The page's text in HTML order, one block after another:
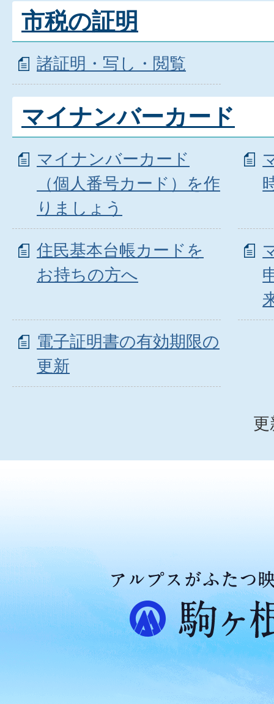
市税の証明
諸証明・写し・閲覧
マイナンバーカード
マイナンバーカード
（個人番号カード）を作
りましょう
住民基本台帳カードを
お持ちの方へ
電子証明書の有効期限の
更新
ア
ル
プ
ス
が